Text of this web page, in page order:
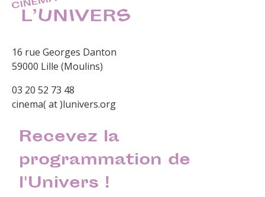
16 rue Georges Danton
59000 Lille (Moulins)
03 20 52 73 48
cinema( at )lunivers.org
Recevez la
programmation de
l'Univers !